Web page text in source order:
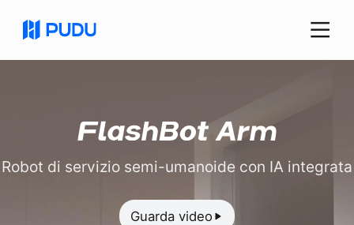
Robot di servizio semi-umanoide con IA integrata
Guarda video